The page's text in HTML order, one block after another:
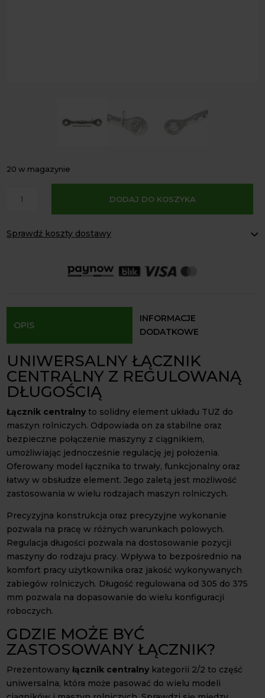
20 w magazynie
uniwersalny
DODAJ DO KOSZYKA
t
e
Sprawdź koszty dostawy
Odbiór osobisty:Oblekoń 156a, 28-133 Pacanów
OPIS
INFORMACJE
DODATKOWE
UNIWERSALNY ŁĄCZNIK
CENTRALNY Z REGULOWANĄ
DŁUGOŚCIĄ
Łącznik centralny to solidny element układu TUZ do
maszyn rolniczych. Odpowiada on za stabilne oraz
bezpieczne połączenie maszyny z ciągnikiem,
umożliwiając jednocześnie regulację jej położenia.
Oferowany model łącznika to trwały, funkcjonalny oraz
łatwy w obsłudze element. Jego zaletą jest możliwość
zastosowania w wielu rodzajach maszyn rolniczych.
Precyzyjna konstrukcja oraz precyzyjne wykonanie
pozwala na pracę w różnych warunkach polowych.
Regulacja długości pozwala na dostosowanie pozycji
maszyny do rodzaju pracy. Wpływa to bezpośrednio na
komfort pracy użytkownika oraz jakość wykonywanych
zabiegów rolniczych. Długość regulowana od 305 do 375
mm pozwala na dopasowanie do wielu konfiguracji
roboczych.
GDZIE MOŻE BYĆ
ZASTOSOWANY ŁĄCZNIK?
Prezentowany łącznik centralny kategorii 2/2 to część
uniwersalna, która może pasować do wielu modeli